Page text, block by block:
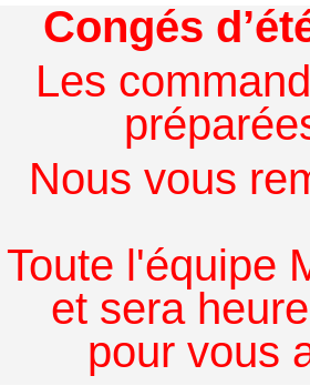
Congés
Les
Nous vous
Toute l'équipe
et sera
pour vous